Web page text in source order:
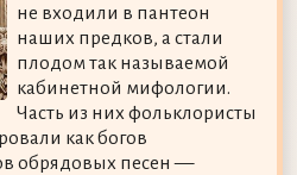
не входили в пантеон
наших предков, а стали
плодом так называемой
кабинетной мифологии.
Часть из них фольклористы
как богов
обрядовых песен —